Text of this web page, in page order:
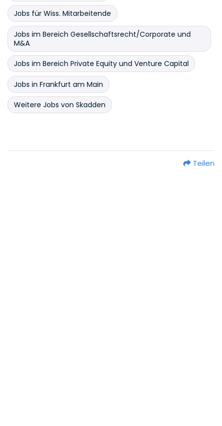
Jobs für Wiss. Mitarbeitende
Jobs im Bereich Gesellschaftsrecht/Corporate und
M&A
Jobs im Bereich Private Equity und Venture Capital
Jobs in Frankfurt am Main
Weitere Jobs von Skadden
Teilen